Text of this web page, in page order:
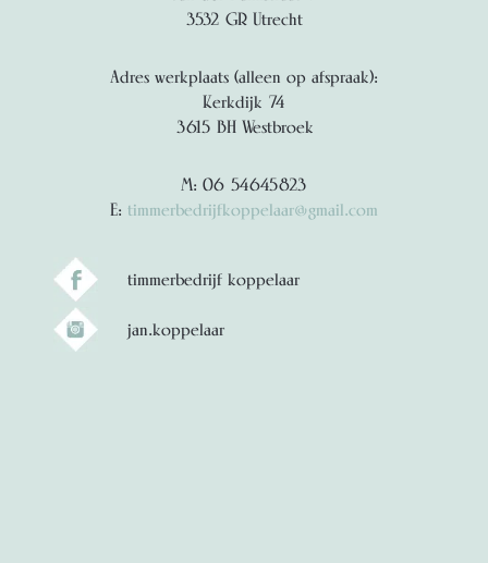
3532 GR Utrecht
Adres werkplaats (alleen op afspraak):
Kerkdijk 74
3615 BH Westbroek
M: 06 54645823
E: timmerbedrijfkoppelaar@gmail.com
timmerbedrijf koppelaar
jan.koppelaar